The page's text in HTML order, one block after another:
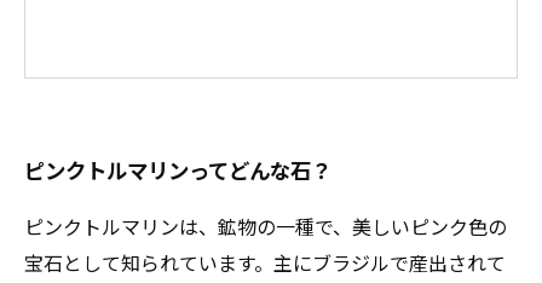
ピンクトルマリンってどんな石？
ピンクトルマリンは、鉱物の一種で、美しいピンク色の
宝石として知られています。主にブラジルで産出されて